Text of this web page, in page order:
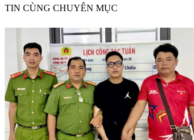
TIN CÙNG CHUYÊN MỤC